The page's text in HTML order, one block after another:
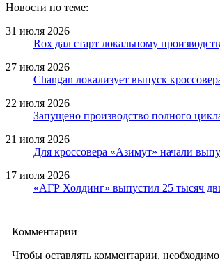
Новости по теме:
31 июля 2026
Rox дал старт локальному
27 июля 2026
Changan локализует выпуск
22 июля 2026
Запущено производство полного
21 июля 2026
Для кроссовера «Азимут» начали
17 июля 2026
«АГР Холдинг» выпустил 25 тысяч
Комментарии
Чтобы оставлять комментарии, необходимо